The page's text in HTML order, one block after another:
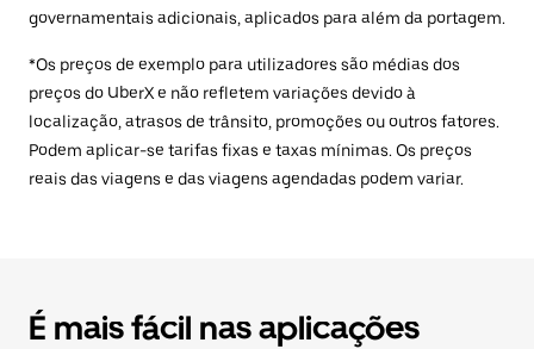
governamentais adicionais, aplicados para além da portagem.
*Os preços de exemplo para utilizadores são médias dos
preços do UberX e não refletem variações devido à
localização, atrasos de trânsito, promoções ou outros fatores.
Podem aplicar-se tarifas fixas e taxas mínimas. Os preços
reais das viagens e das viagens agendadas podem variar.
É mais fácil nas aplicações